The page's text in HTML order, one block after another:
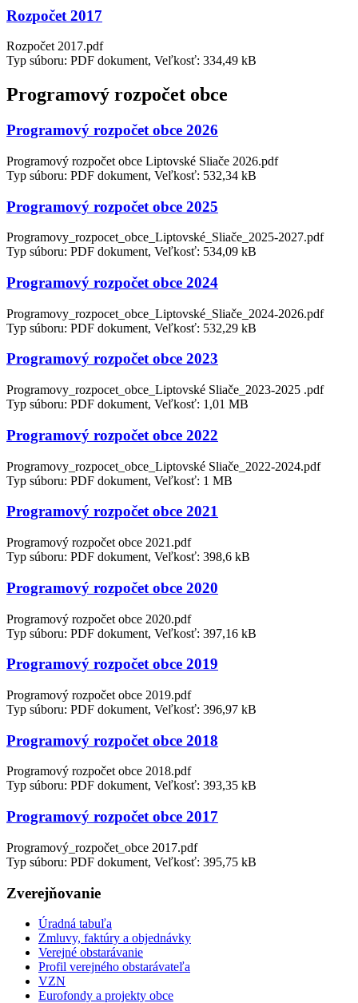
Rozpočet 2017
Rozpočet 2017.pdf
Typ súboru: PDF dokument, Veľkosť: 334,49 kB
Programový rozpočet obce
Programový rozpočet obce 2026
Programový rozpočet obce Liptovské Sliače 2026.pdf
Typ súboru: PDF dokument, Veľkosť: 532,34 kB
Programový rozpočet obce 2025
Programovy_rozpocet_obce_Liptovské_Sliače_2025-2027.pdf
Typ súboru: PDF dokument, Veľkosť: 534,09 kB
Programový rozpočet obce 2024
Programovy_rozpocet_obce_Liptovské_Sliače_2024-2026.pdf
Typ súboru: PDF dokument, Veľkosť: 532,29 kB
Programový rozpočet obce 2023
Programovy_rozpocet_obce_Liptovské Sliače_2023-2025 .pdf
Typ súboru: PDF dokument, Veľkosť: 1,01 MB
Programový rozpočet obce 2022
Programovy_rozpocet_obce_Liptovské Sliače_2022-2024.pdf
Typ súboru: PDF dokument, Veľkosť: 1 MB
Programový rozpočet obce 2021
Programový rozpočet obce 2021.pdf
Typ súboru: PDF dokument, Veľkosť: 398,6 kB
Programový rozpočet obce 2020
Programový rozpočet obce 2020.pdf
Typ súboru: PDF dokument, Veľkosť: 397,16 kB
Programový rozpočet obce 2019
Programový rozpočet obce 2019.pdf
Typ súboru: PDF dokument, Veľkosť: 396,97 kB
Programový rozpočet obce 2018
Programový rozpočet obce 2018.pdf
Typ súboru: PDF dokument, Veľkosť: 393,35 kB
Programový rozpočet obce 2017
Programový_rozpočet_obce 2017.pdf
Typ súboru: PDF dokument, Veľkosť: 395,75 kB
Zverejňovanie
Úradná tabuľa
Zmluvy, faktúry a objednávky
Verejné obstarávanie
Profil verejného obstarávateľa
VZN
Eurofondy a projekty obce